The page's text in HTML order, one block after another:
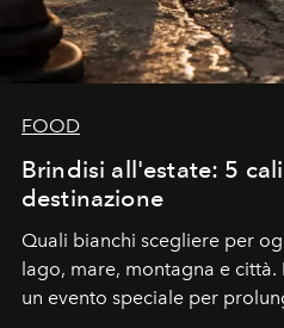
FOOD
Brindisi all'estate: 5
destinazione
Quali bianchi scegliere per
lago, mare, montagna e
un evento speciale per